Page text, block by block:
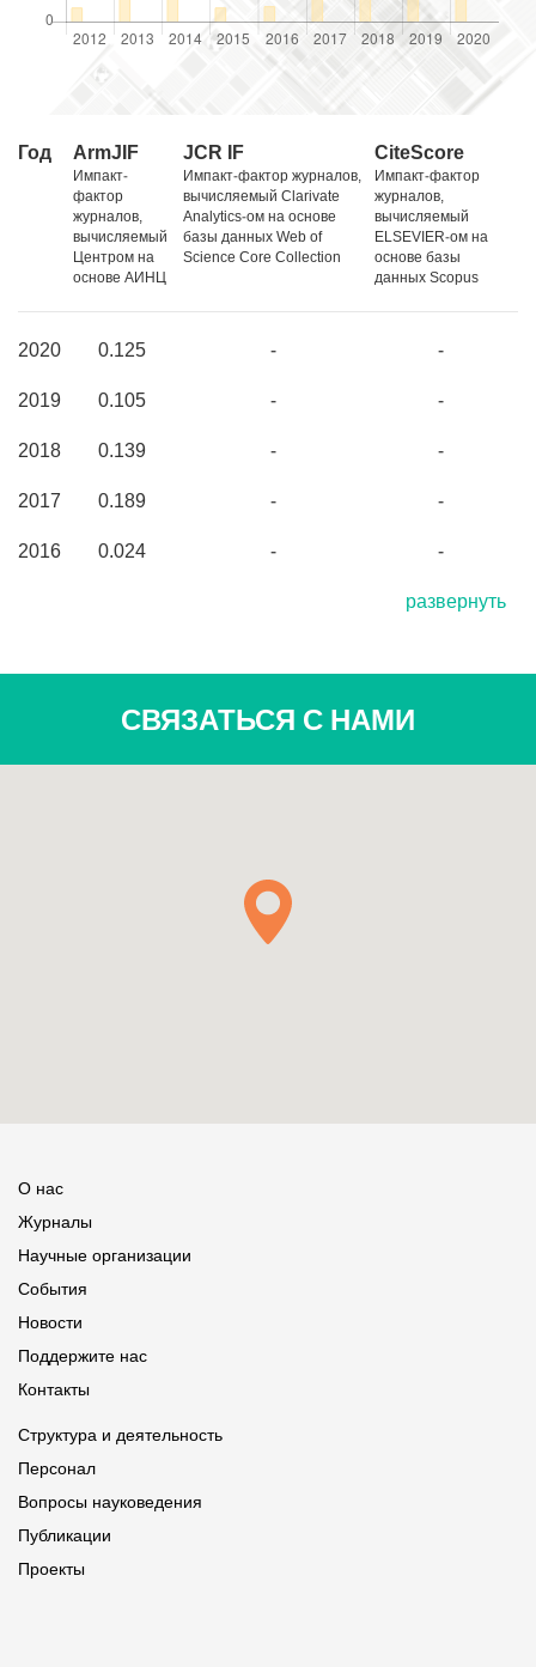
Год ArmJIF
Импакт-
фактор
журналов,
вычисляемый
Центром на
основе АИНЦ
JCR IF
Импакт-фактор журналов,
вычисляемый Clarivate
Analytics-ом на основе
базы данных Web of
Science Core Collection
CiteScore
Импакт-фактор
журналов,
вычисляемый
ELSEVIER-ом на
основе базы
данных Scopus
2020 0.125 -
-
2019
0.105 -
-
2018
0.139 -
-
2017
0.189 -
-
2016
0.024 -
-
развернуть
СВЯЗАТЬСЯ С НАМИ
О нас
Журналы
Научные организации
События
Новости
Поддержите нас
Контакты
Структура и деятельность
Персонал
Вопросы науковедения
Публикации
Проекты